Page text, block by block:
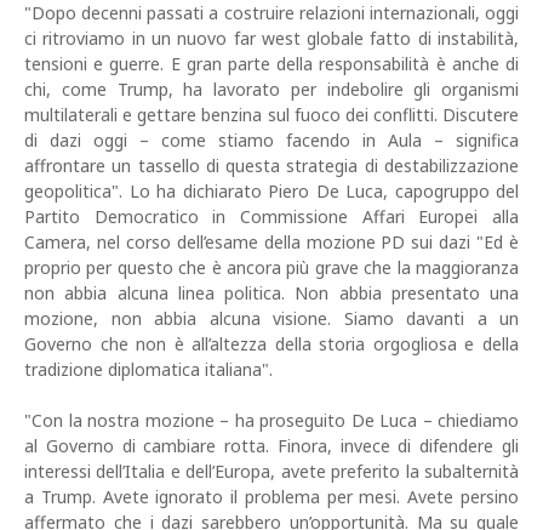
"Dopo decenni passati a costruire relazioni internazionali, oggi
ci ritroviamo in un nuovo far west globale fatto di instabilità,
tensioni e guerre. E gran parte della responsabilità è anche di
chi, come Trump, ha lavorato per indebolire gli organismi
multilaterali e gettare benzina sul fuoco dei conflitti. Discutere
di dazi oggi – come stiamo facendo in Aula – significa
affrontare un tassello di questa strategia di destabilizzazione
geopolitica". Lo ha dichiarato Piero De Luca, capogruppo del
Partito Democratico in Commissione Affari Europei alla
Camera, nel corso dell’esame della mozione PD sui dazi "Ed è
proprio per questo che è ancora più grave che la maggioranza
non abbia alcuna linea politica. Non abbia presentato una
mozione, non abbia alcuna visione. Siamo davanti a un
Governo che non è all’altezza della storia orgogliosa e della
tradizione diplomatica italiana".
"Con la nostra mozione – ha proseguito De Luca – chiediamo
al Governo di cambiare rotta. Finora, invece di difendere gli
interessi dell’Italia e dell’Europa, avete preferito la subalternità
a Trump. Avete ignorato il problema per mesi. Avete persino
affermato che i dazi sarebbero un’opportunità. Ma su quale